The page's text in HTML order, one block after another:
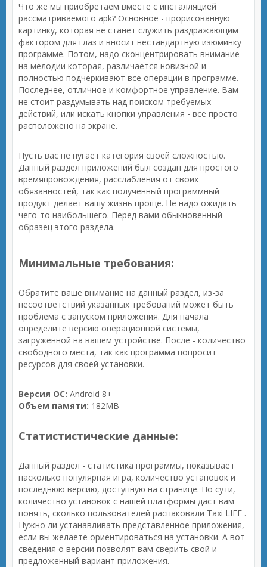
Что же мы приобретаем вместе с инсталляцией
рассматриваемого apk? Основное - прорисованную
картинку, которая не станет служить раздражающим
фактором для глаз и вносит нестандартную изюминку
программе. Потом, надо сконцентрировать внимание
на мелодии которая, различается новизной и
полностью подчеркивают все операции в программе.
Последнее, отличное и комфортное управление. Вам
не стоит раздумывать над поиском требуемых
действий, или искать кнопки управления - всё просто
расположено на экране.
Пусть вас не пугает категория своей сложностью.
Данный раздел приложений был создан для простого
времяпровождения, расслабления от своих
обязанностей, так как полученный программный
продукт делает вашу жизнь проще. Не надо ожидать
чего-то наибольшего. Перед вами обыкновенный
образец этого раздела.
Минимальные требования:
Обратите ваше внимание на данный раздел, из-за
несоответствий указанных требований может быть
проблема с запуском приложения. Для начала
определите версию операционной системы,
загруженной на вашем устройстве. После - количество
свободного места, так как программа попросит
ресурсов для своей установки.
Версия ОС: Android 8+
Объем памяти: 182MB
Статистистические данные:
Данный раздел - статистика программы, показывает
насколько популярная игра, количество установок и
последнюю версию, доступную на странице. По сути,
количество установок с нашей платформы даст вам
понять, сколько пользователей распаковали Taxi LIFE .
Нужно ли устанавливать представленное приложения,
если вы желаете ориентироваться на установки. А вот
сведения о версии позволят вам сверить свой и
предложенный вариант приложения.